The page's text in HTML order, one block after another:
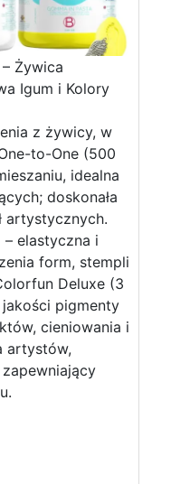
Żywica
Igum i Kolory
z żywicy, w
to-One (500
idealna
doskonała
artystycznych.
elastyczna i
form, stempli
Deluxe (3
pigmenty
cieniowania i
artystów,